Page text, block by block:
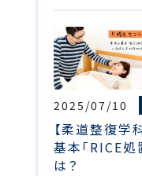
2025/07/10
【柔道整復学
基本「RICE
は？